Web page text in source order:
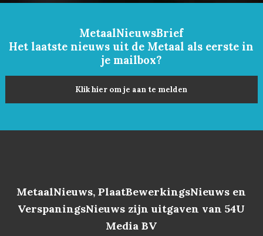
MetaalNieuwsBrief
Het laatste nieuws uit de Metaal als eerste in
je mailbox?
Klik hier om je aan te melden
MetaalNieuws, PlaatBewerkingsNieuws en
VerspaningsNieuws zijn uitgaven van 54U
Media BV